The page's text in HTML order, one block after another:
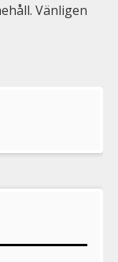
Vänligen